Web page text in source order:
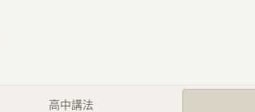
高中講法